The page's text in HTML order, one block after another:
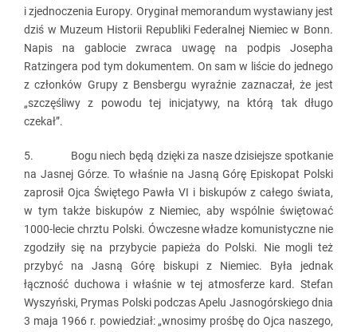
i zjednoczenia Europy. Oryginał memorandum wystawiany jest
dziś w Muzeum Historii Republiki Federalnej Niemiec w Bonn.
Napis na gablocie zwraca uwagę na podpis Josepha
Ratzingera pod tym dokumentem. On sam w liście do jednego
z członków Grupy z Bensbergu wyraźnie zaznaczał, że jest
„szczęśliwy z powodu tej inicjatywy, na którą tak długo
czekał”.
5. Bogu niech będą dzięki za nasze dzisiejsze spotkanie
na Jasnej Górze. To właśnie na Jasną Górę Episkopat Polski
zaprosił Ojca Świętego Pawła VI i biskupów z całego świata,
w tym także biskupów z Niemiec, aby wspólnie świętować
1000-lecie chrztu Polski. Ówczesne władze komunistyczne nie
zgodziły się na przybycie papieża do Polski. Nie mogli też
przybyć na Jasną Górę biskupi z Niemiec. Była jednak
łączność duchowa i właśnie w tej atmosferze kard. Stefan
Wyszyński, Prymas Polski podczas Apelu Jasnogórskiego dnia
3 maja 1966 r. powiedział: „wnosimy prośbę do Ojca naszego,